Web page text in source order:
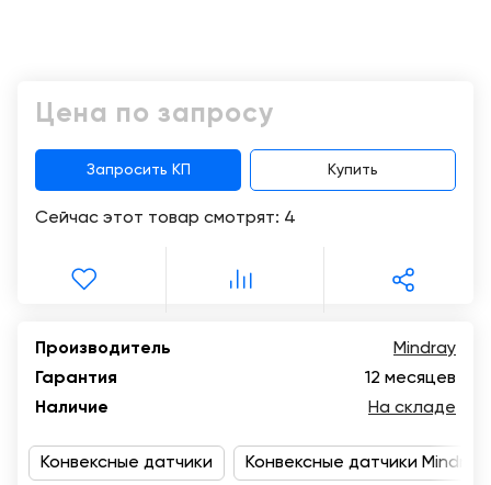
Карьера
товарах
Контакты
8
500-
90-
93
Цена по запросу
Запросить КП Купить
Сейчас этот товар смотрят: 4
Производитель
Mindray
Гарантия
12 месяцев
Наличие
На складе
Конвексные датчики Конвексные датчики Mindray